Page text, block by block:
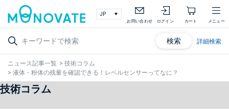
お問い合わせ ログイン カート メニュー
検索 詳細検索
ニュース記事一覧 > 技術コラム
> 液体・粉体の残量を確認できる！レベルセンサーってなに？
技術コラム